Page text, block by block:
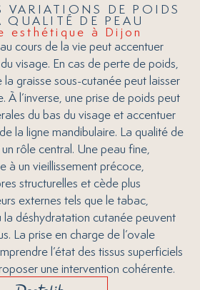
VARIATIONS DE POIDS
QUALITÉ DE PEAU
esthétique à Dijon
cours de la vie peut accentuer
visage. En cas de perte de poids,
graisse sous-cutanée peut laisser
À l’inverse, une prise de poids peut
du bas du visage et accentuer
la ligne mandibulaire. La qualité de
rôle central. Une peau fine,
à un vieillissement précoce,
structurelles et cède plus
externes tels que le tabac,
la déshydratation cutanée peuvent
La prise en charge de l’ovale
l’état des tissus superficiels
une intervention cohérente.